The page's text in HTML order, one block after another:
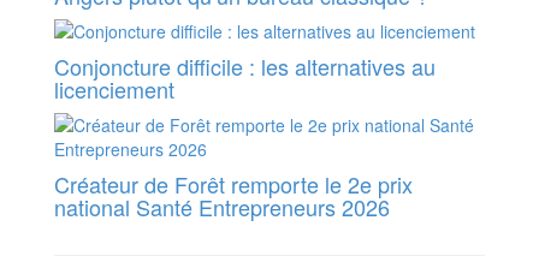
Conjoncture difficile : les alternatives au
licenciement
Créateur de Forêt remporte le 2e prix
national Santé Entrepreneurs 2026